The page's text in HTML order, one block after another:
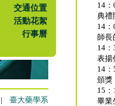
交通位置
活動花絮
行事曆
臺大藥學系
14：
典禮
14
師長
14
表揚
14
頒獎
15
畢業